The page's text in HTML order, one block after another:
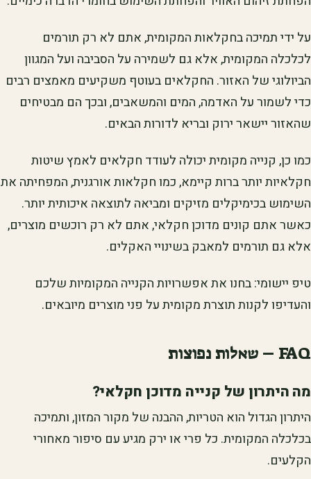
על ידי תמיכה בחקלאות המקומית, אתם לא רק תורמים
לכלכלה המקומית, אלא גם לשמירה על הסביבה ועל המגוון
הביולוגי של האזור. החקלאים בעוטף משקיעים מאמצים רבים
כדי לשמור על האדמה, המים והמשאבים, ובכך הם מבטיחים
שהאזור יישאר ירוק ובריא לדורות הבאים.
כמו כן, קנייה מקומית יכולה לעודד חקלאים לאמץ שיטות
חקלאיות יותר ברות קיימא, כמו חקלאות אורגנית, המפחיתה את
השימוש בכימיקלים מזיקים ומביאה לתוצאה איכותית יותר.
כאשר אתם קונים מדוכן חקלאי, אתם לא רק רוכשים מוצרים,
אלא גם תורמים למאבק בשינויי האקלים.
טיפ יישומי: בחנו את אפשרויות הקנייה המקומיות שלכם
והעדיפו לקנות תוצרת מקומית על פני מוצרים מיובאים.
FAQ – שאלות נפוצות
מה היתרון של קנייה מדוכן חקלאי?
היתרון הגדול הוא הטריות, ההבנה של מקור המזון, ותמיכה
בכלכלה המקומית. כל פרי או ירק מגיע עם סיפור מאחורי
הקלעים.